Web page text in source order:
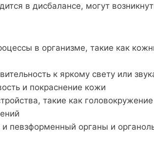
в дисбалансе, могут
в организме, такие как
к яркому свету или
и покраснение кожи
такие как
певзформенный органы и